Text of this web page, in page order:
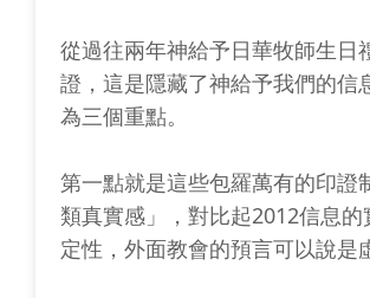
從過往兩年神給予日華牧師生日
證，這是隱藏了神給予我們的信
為三個重點。
第一點就是這些包羅萬有的印證
類真實感」，對比起2012信息的
定性，外面教會的預言可以說是